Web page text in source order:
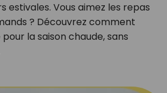
estivales. Vous aimez les repas
? Découvrez comment
la saison chaude, sans